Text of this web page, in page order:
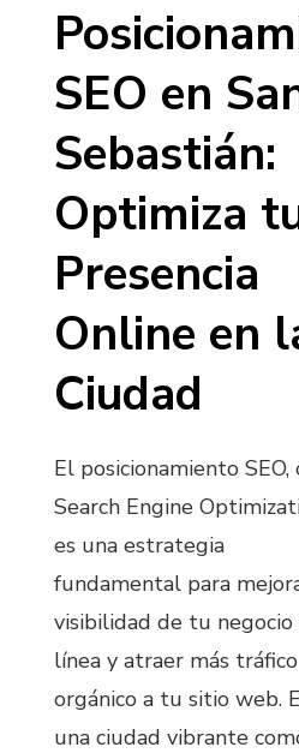
SEO en
Sebastián:
Optimiza
Presencia
Online en
Ciudad
El posicionamiento SEO,
Search Engine
es una estrategia
fundamental para
visibilidad de tu negocio
línea y atraer más tráfico
orgánico a tu sitio web.
una ciudad vibrante